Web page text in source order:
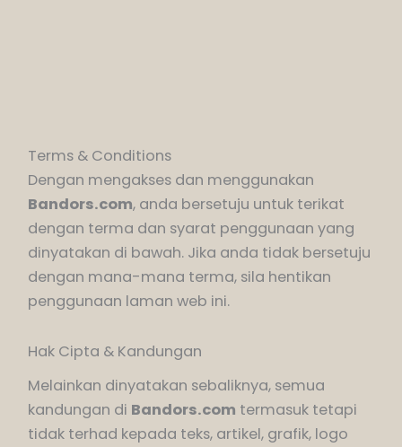
Terms & Conditions
Dengan mengakses dan menggunakan
Bandors.com, anda bersetuju untuk terikat
dengan terma dan syarat penggunaan yang
dinyatakan di bawah. Jika anda tidak bersetuju
dengan mana-mana terma, sila hentikan
penggunaan laman web ini.
Hak Cipta & Kandungan
Melainkan dinyatakan sebaliknya, semua
kandungan di Bandors.com termasuk tetapi
tidak terhad kepada teks, artikel, grafik, logo